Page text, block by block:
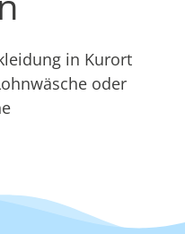
in Kurort
oder